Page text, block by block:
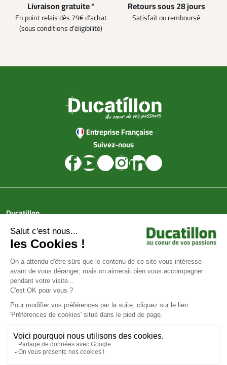
Livraison gratuite *
En point relais dès 79€ d’achat
(sous conditions d'éligibilité)
Retours sous 28 jours
Satisfait ou remboursé
Entreprise Française
Suivez-nous
Ducatillon
Achat en ligne
Services
Aide & Conseils
Paiement sécurisé